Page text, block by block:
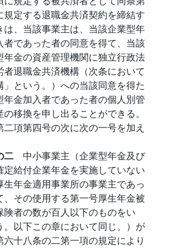
規定する退職金共済契約を締結す
は、当該事業主は、当該企業型年
者であった者の同意を得て、当該
年金の資産管理機関に独立行政法
者退職金共済機構（次条において
」という。）への当該同意を得た
年金加入者であった者の個人別管
の移換を申し出ることができる。
項第四号の次に次の一号を加え
二 中小事業主（企業型年金及び
定給付企業年金を実施していない
生年金適用事業所の事業主であっ
、その使用する第一号厚生年金被
険者の数が百人以下のものをい
。以下この章において同じ。）が
六十八条の二第一項の規定により